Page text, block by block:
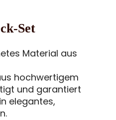
Set
Material aus
hochwertigem
und garantiert
elegantes,